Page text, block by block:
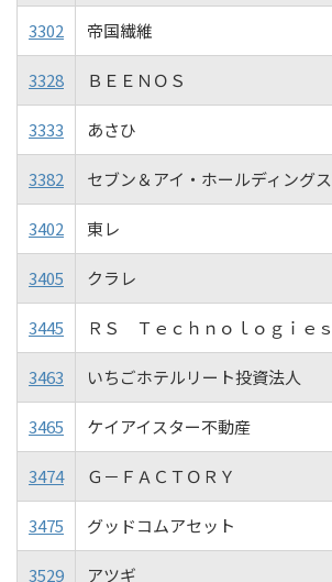
3302 帝国繊維
3328 ＢＥＥＮＯＳ
3333 あさひ
3382 セブン＆アイ・ホールディングス
3402 東レ
3405 クラレ
3445 ＲＳ Ｔｅｃｈｎｏｌｏｇｉｅｓ
3463 いちごホテルリート投資法人
3465 ケイアイスター不動産
3474 Ｇ－ＦＡＣＴＯＲＹ
3475 グッドコムアセット
3529 アツギ